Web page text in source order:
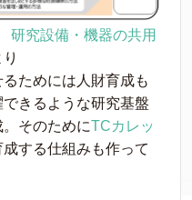
究設備・機器の共用
り
ためには人財育成も
きるような研究基盤
そのためにTCカレッ
する仕組みも作って